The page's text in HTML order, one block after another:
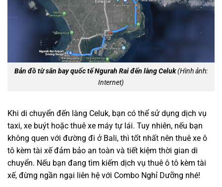
Bản đồ từ sân bay quốc tế Ngurah Rai đến làng Celuk(Hình ảnh:
Internet)
Khi di chuyển đến làng Celuk, bạn có thể sử dụng dịch vụ
taxi, xe buýt hoặc thuê xe máy tự lái. Tuy nhiên, nếu bạn
không quen với đường đi ở Bali, thì tốt nhất nên thuê xe ô
tô kèm tài xế đảm bảo an toàn và tiết kiệm thời gian di
chuyển. Nếu bạn đang tìm kiếm dịch vụ thuê ô tô kèm tài
xế, đừng ngần ngại liên hệ với Combo Nghỉ Dưỡng nhé!